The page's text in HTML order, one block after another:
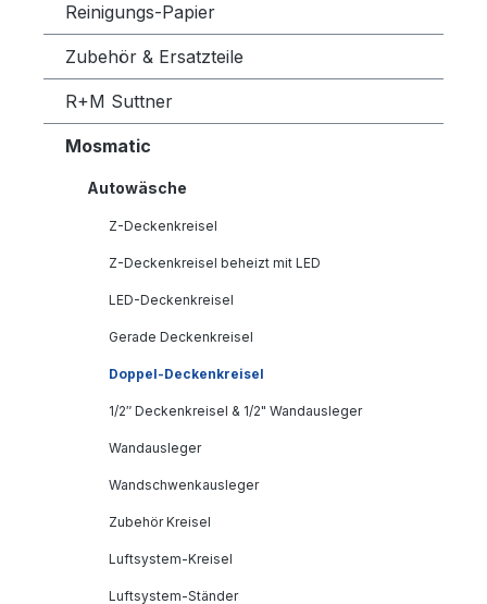
Reinigungs-Papier
Zubehör & Ersatzteile
R+M Suttner
Mosmatic
Autowäsche
Z-Deckenkreisel
Z-Deckenkreisel beheizt mit LED
LED-Deckenkreisel
Gerade Deckenkreisel
Doppel-Deckenkreisel
1/2″ Deckenkreisel & 1/2" Wandausleger
Wandausleger
Wandschwenkausleger
Zubehör Kreisel
Luftsystem-Kreisel
Luftsystem-Ständer